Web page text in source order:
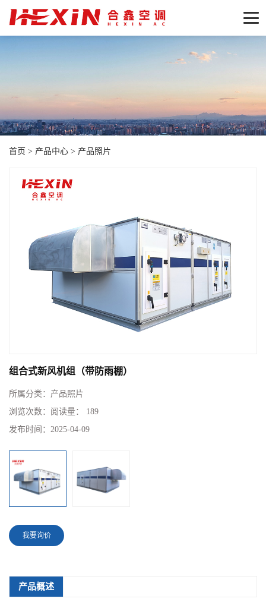
首页 > 产品中心 > 产品照片
组合式新风机组（带防雨棚）
所属分类： 产品照片
浏览次数： 阅读量： 189
发布时间： 2025-04-09
我要询价
产品概述